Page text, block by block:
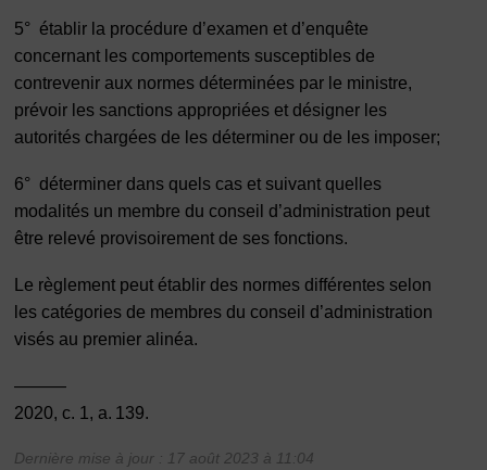
5° établir la procédure d’examen et d’enquête
concernant les comportements susceptibles de
contrevenir aux normes déterminées par le ministre,
prévoir les sanctions appropriées et désigner les
autorités chargées de les déterminer ou de les imposer;
6° déterminer dans quels cas et suivant quelles
modalités un membre du conseil d’administration peut
être relevé provisoirement de ses fonctions.
Le règlement peut établir des normes différentes selon
les catégories de membres du conseil d’administration
visés au premier alinéa.
———
2020, c. 1, a. 139.
Dernière mise à jour : 17 août 2023 à 11:04